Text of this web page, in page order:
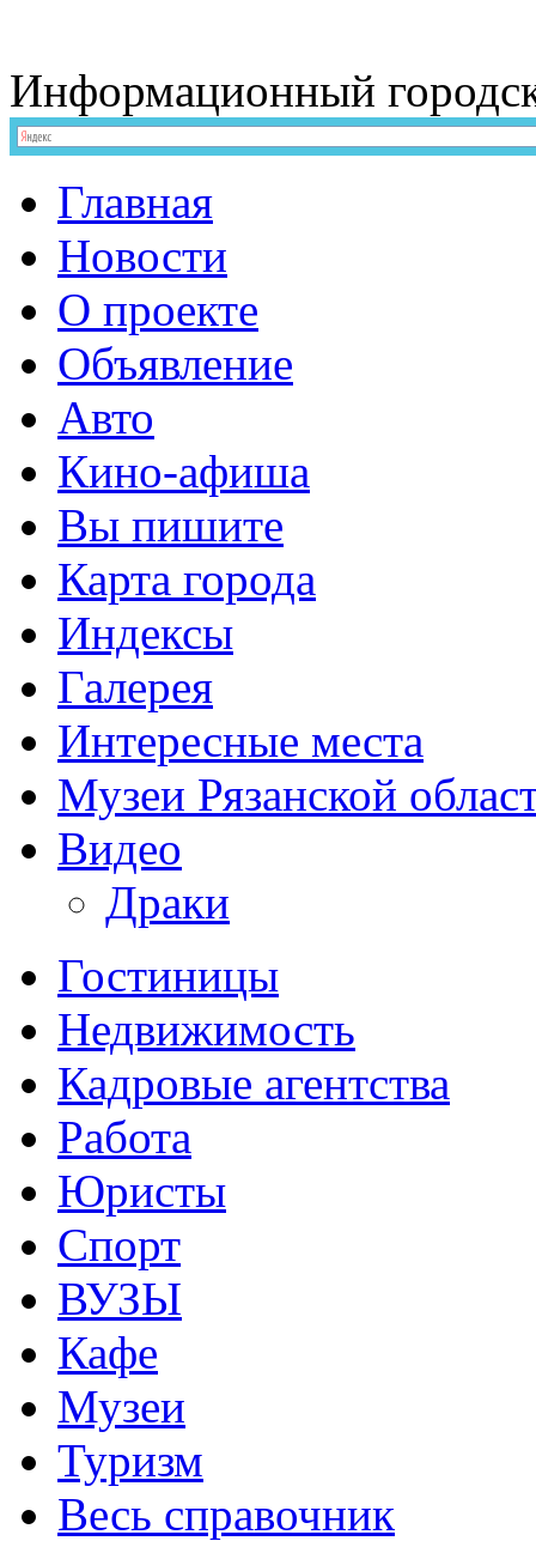
Информационный
Главная
Новости
О проекте
Объявление
Авто
Кино-афиша
Вы пишите
Карта города
Индексы
Галерея
Интересные места
Музеи Рязанской
Видео
Драки
Гостиницы
Недвижимость
Кадровые агентства
Работа
Юристы
Спорт
ВУЗЫ
Кафе
Музеи
Туризм
Весь справочник